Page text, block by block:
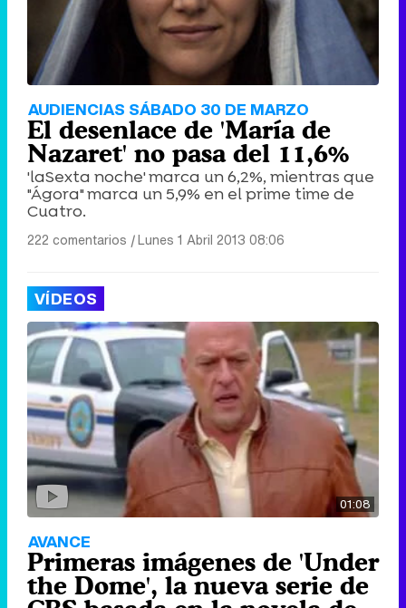
AUDIENCIAS SÁBADO 30 DE MARZO
El desenlace de 'María de
Nazaret' no pasa del 11,6%
'laSexta noche' marca un 6,2%, mientras que
"Ágora" marca un 5,9% en el prime time de
Cuatro.
222 comentarios |Lunes 1 Abril 2013 08:06
VÍDEOS
01:08
AVANCE
Primeras imágenes de 'Under
the Dome', la nueva serie de